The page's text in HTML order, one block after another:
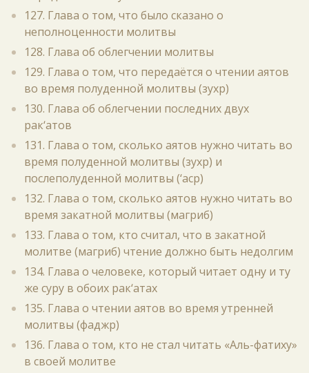
127. Глава о том, что было сказано о
неполноценности молитвы
128. Глава об облегчении молитвы
129. Глава о том, что передаётся о чтении аятов
во время полуденной молитвы (зухр)
130. Глава об облегчении последних двух
рак‘атов
131. Глава о том, сколько аятов нужно читать во
время полуденной молитвы (зухр) и
послеполуденной молитвы (‘аср)
132. Глава о том, сколько аятов нужно читать во
время закатной молитвы (магриб)
133. Глава о том, кто считал, что в закатной
молитве (магриб) чтение должно быть недолгим
134. Глава о человеке, который читает одну и ту
же суру в обоих рак‘атах
135. Глава о чтении аятов во время утренней
молитвы (фаджр)
136. Глава о том, кто не стал читать «Аль-фатиху»
в своей молитве